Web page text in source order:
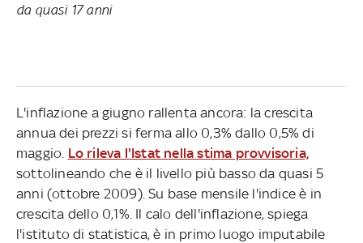
da quasi 17 anni
L'inflazione a giugno rallenta ancora: la crescita
annua dei prezzi si ferma allo 0,3% dallo 0,5% di
maggio. Lo rileva l'Istat nella stima provvisoria,
sottolineando che è il livello più basso da quasi 5
anni (ottobre 2009). Su base mensile l'indice è in
crescita dello 0,1%. Il calo dell'inflazione, spiega
l'istituto di statistica, è in primo luogo imputabile